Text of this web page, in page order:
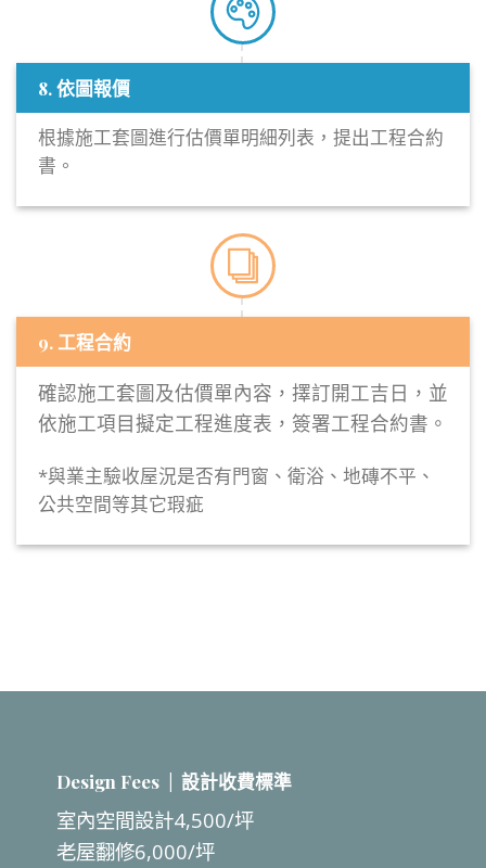
8. 依圖報價
根據施工套圖進行估價單明細列表，提出工程合約
書。
9. 工程合約
確認施工套圖及估價單內容，擇訂開工吉日，並
依施工項目擬定工程進度表，簽署工程合約書。
*與業主驗收屋況是否有門窗、衛浴、地磚不平、
公共空間等其它瑕疵
Design Fees |設計收費標準
室內空間設計4,500/坪
老屋翻修6,000/坪